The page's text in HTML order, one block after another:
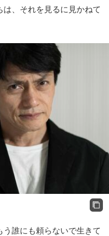
、それを見るに見かねて
誰にも頼らないで生きて